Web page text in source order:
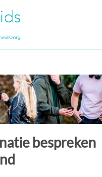
bespreken